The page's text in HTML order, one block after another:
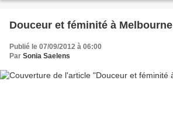
Douceur et féminité à Melbourne
Publié le 07/09/2012 à 06:00
Par Sonia Saelens